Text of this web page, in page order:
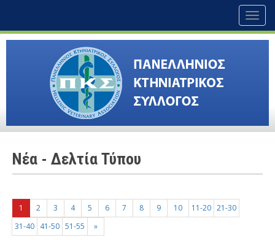
Nέα - Δελτία Τύπου
1 2 3 4 5 6 7 8 9 10 11-20 21-30
31-40 41-50 51-55 »